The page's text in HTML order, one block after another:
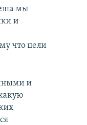
мы
и
что цели
и